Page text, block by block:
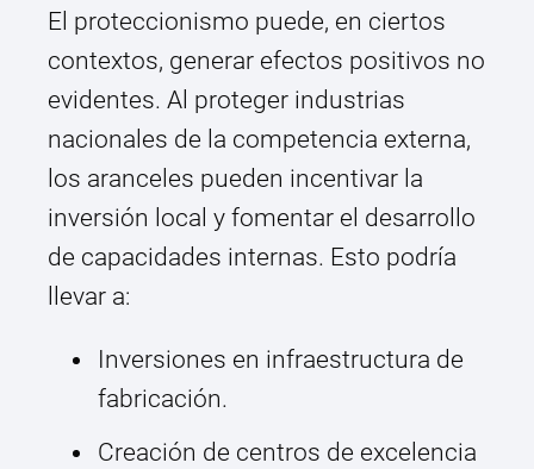
El proteccionismo puede, en ciertos
contextos, generar efectos positivos no
evidentes. Al proteger industrias
nacionales de la competencia externa,
los aranceles pueden incentivar la
inversión local y fomentar el desarrollo
de capacidades internas. Esto podría
llevar a:
Inversiones en infraestructura de
fabricación.
Creación de centros de excelencia